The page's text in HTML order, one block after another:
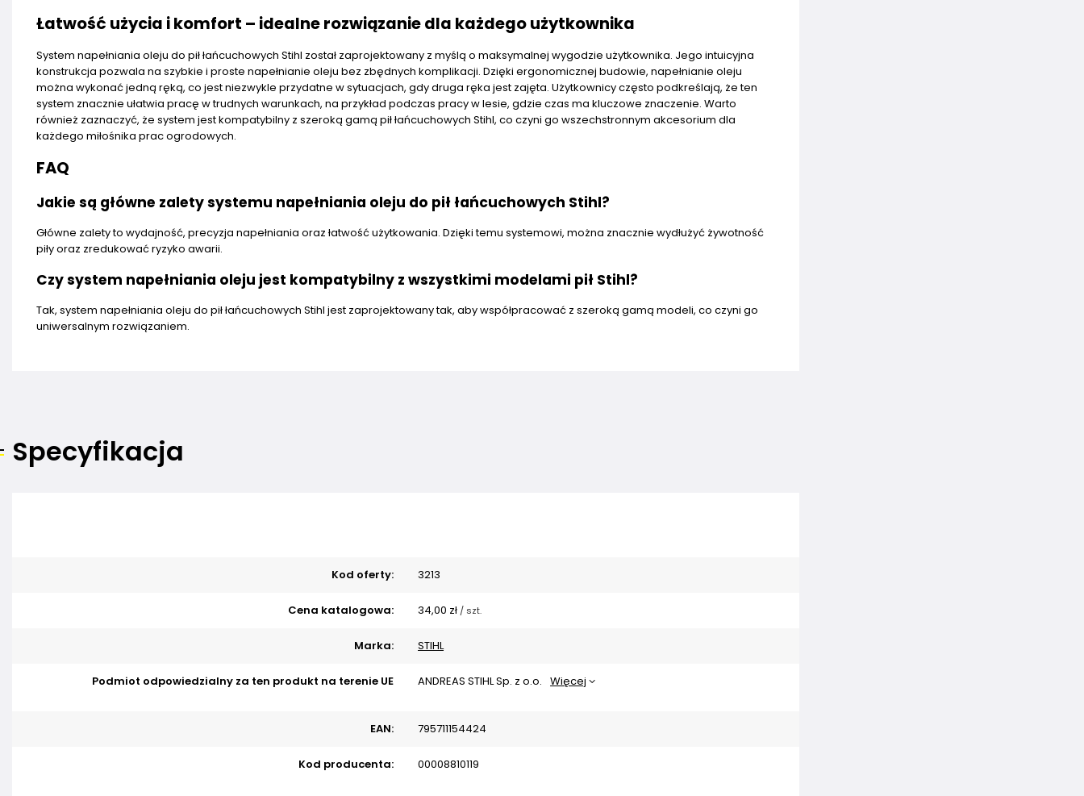
Łatwość użycia i komfort – idealne rozwiązanie dla każdego użytkownika
System napełniania oleju do pił łańcuchowych Stihl został zaprojektowany z myślą o maksymalnej wygodzie użytkownika. Jego intuicyjna
konstrukcja pozwala na szybkie i proste napełnianie oleju bez zbędnych komplikacji. Dzięki ergonomicznej budowie, napełnianie oleju
można wykonać jedną ręką, co jest niezwykle przydatne w sytuacjach, gdy druga ręka jest zajęta. Użytkownicy często podkreślają, że ten
system znacznie ułatwia pracę w trudnych warunkach, na przykład podczas pracy w lesie, gdzie czas ma kluczowe znaczenie. Warto
również zaznaczyć, że system jest kompatybilny z szeroką gamą pił łańcuchowych Stihl, co czyni go wszechstronnym akcesorium dla
każdego miłośnika prac ogrodowych.
FAQ
Jakie są główne zalety systemu napełniania oleju do pił łańcuchowych Stihl?
Główne zalety to wydajność, precyzja napełniania oraz łatwość użytkowania. Dzięki temu systemowi, można znacznie wydłużyć żywotność
piły oraz zredukować ryzyko awarii.
Czy system napełniania oleju jest kompatybilny z wszystkimi modelami pił Stihl?
Tak, system napełniania oleju do pił łańcuchowych Stihl jest zaprojektowany tak, aby współpracować z szeroką gamą modeli, co czyni go
uniwersalnym rozwiązaniem.
Specyfikacja
Kod oferty: 3213
Cena katalogowa: 34,00 zł / szt.
Marka: STIHL
Podmiot odpowiedzialny za ten produkt na terenie UE ANDREAS STIHL Sp. z o.o. Więcej
EAN: 795711154424
Kod producenta: 00008810119